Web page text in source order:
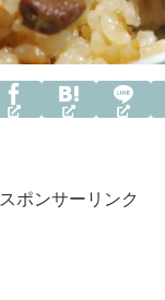
スポンサーリンク